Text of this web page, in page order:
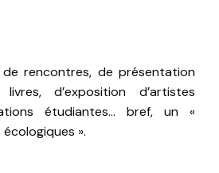
rencontres, de présentation
d’exposition d’artistes
étudiantes… bref, un «
».